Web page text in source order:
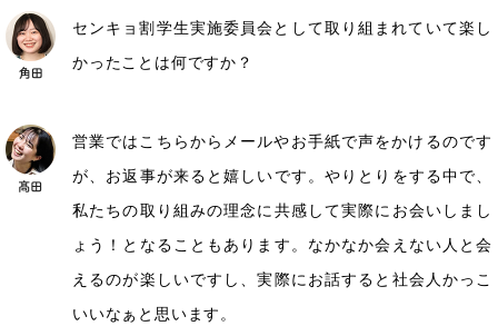
センキョ割学生実施委員会として取り組まれていて楽し
かったことは何ですか？
営業ではこちらからメールやお手紙で声をかけるのです
が、お返事が来ると嬉しいです。やりとりをする中で、
私たちの取り組みの理念に共感して実際にお会いしまし
ょう！となることもあります。なかなか会えない人と会
えるのが楽しいですし、実際にお話すると社会人かっこ
いいなぁと思います。